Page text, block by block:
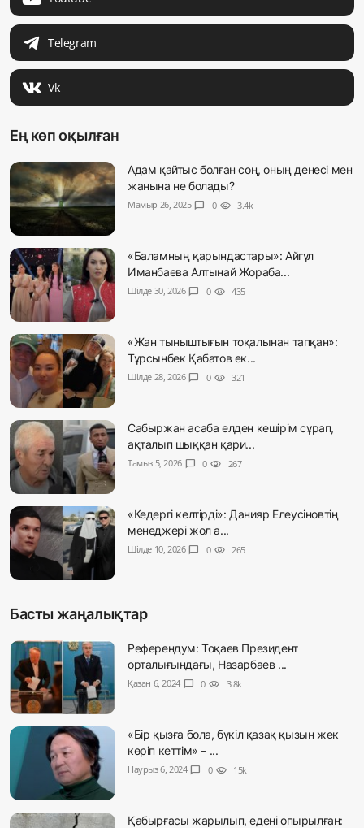
Telegram
Vk
Ең көп оқылған
Адам қайтыс болған соң, оның денесі мен
жанына не болады?
Мамыр 26, 2025 chat_bubble 0 visibility 3.4k
«Баламның қарындастары»: Айгүл
Иманбаева Алтынай Жораба...
Шілде 30, 2026 chat_bubble 0 visibility 435
«Жан тыныштығын тоқалынан тапқан»:
Тұрсынбек Қабатов ек...
Шілде 28, 2026 chat_bubble 0 visibility 321
Сабыржан асаба елден кешірім сұрап,
ақталып шыққан қари...
Тамыз 5, 2026 chat_bubble 0 visibility 267
«Кедергі келтірді»: Данияр Елеусіновтің
менеджері жол а...
Шілде 10, 2026 chat_bubble 0 visibility 265
Басты жаңалықтар
Референдум: Тоқаев Президент
орталығындағы, Назарбаев ...
Қазан 6, 2024 chat_bubble 0 visibility 3.8k
«Бір қызға бола, бүкіл қазақ қызын жек
көріп кеттім» – ...
Наурыз 6, 2024 chat_bubble 0 visibility 15k
Қабырғасы жарылып, едені опырылған: